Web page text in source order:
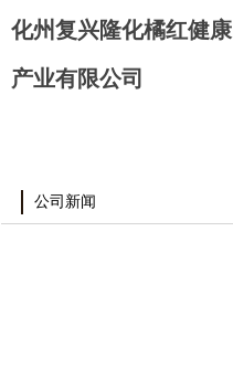
化州复兴隆化橘红健康
产业有限公司
公司新闻